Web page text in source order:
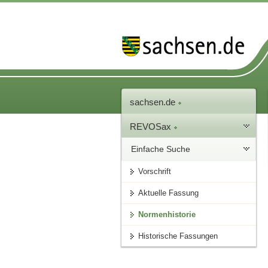
sachsen.de
REVOSax
Einfache Suche
Vorschrift
Aktuelle Fassung
Normenhistorie
Historische Fassungen